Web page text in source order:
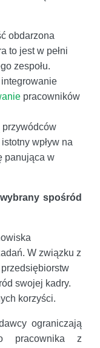
obdarzona
to jest w pełni
zespołu.
pracowników
przywódców
wpływ na
panująca w
spośród
W związku z
swojej kadry.
korzyści.
ograniczają
pracownika z